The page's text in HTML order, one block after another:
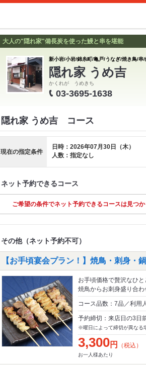
大人の"隠れ家"備長炭を使った鰻と串を堪能
新小岩/小岩/錦糸町/亀戸/うなぎ/焼き鳥/
隠れ家 うめ吉
かくれが うめきち
03-3695-1638
隠れ家 うめ吉 コース
現在の指定条件
日時：2026年07月30日（木）
人数：指定なし
ネット予約できるコース
ご希望の条件でネット予約できるコースは見つ
その他（ネット予約不可）
【お手頃宴会プラン！】焼鳥・刺身
お手頃価格で贅沢なひ
焼鳥からお刺身盛り合
コース品数：7品／利用
予約締切：来店日の3日
※曜日によって締切が異なる
3,300円 （税込）
お一人様あたり